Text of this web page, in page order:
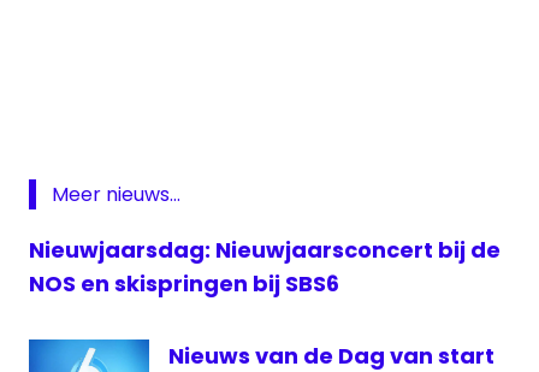
sbs6
VRT
Meer nieuws...
Nieuwjaarsdag: Nieuwjaarsconcert bij de
NOS en skispringen bij SBS6
Nieuws van de Dag van start